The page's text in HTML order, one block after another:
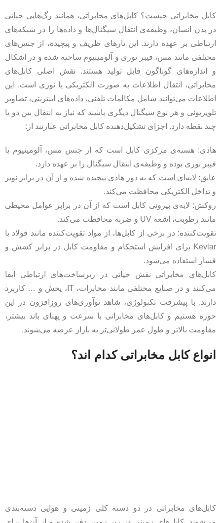
کابل مخابراتی چیست؟ کابل‌های مخابراتی، همانند رگ‌هایی حیاتی
در بدن انسان، وظیفه‌ی انتقال سیگنال‌ها و داده‌ها را در شبکه‌های
ارتباطی بر عهده دارند. این تارهای ظریف و پیچیده، از جنس‌های
مختلفی مانند مس، فیبر نوری و آلومینیوم ساخته شده و در اشکال
و اندازه‌های گوناگون قابل تولید هستند. نقش اصلی کابل‌های
مخابراتی، انتقال اطلاعات به صورت الکتریکی یا نوری است. این
اطلاعات می‌توانند شامل مکالمات تلفنی، داده‌های اینترنتی، تصاویر
تلویزیونی و هر نوع سیگنال دیگری باشند که نیاز به انتقال بین دو یا
چند نقطه دارد. اجزای تشکیل‌دهنده کابل مخابراتی عبارتند از:
هادی: هسته‌ی مرکزی کابل است که از جنس مس، آلومینیوم یا
فیبر نوری بوده و وظیفه‌ی انتقال سیگنال را بر عهده دارد.
عایق: لایه‌ای است که به دور هادی پیچیده شده و از آن در برابر نویز
و تداخل الکتریکی محافظت می‌کند.
روکش: لایه‌ی بیرونی کابل است که از آن در برابر عوامل محیطی
مانند رطوبت، اشعه UV و ضربه محافظت می‌کند.
تقویت‌کننده: در برخی از کابل‌ها، از مواد تقویت‌کننده مانند فولاد یا
Kevlar برای افزایش استحکام و مقاومت کابل در برابر کشش و
فشار استفاده می‌شود.
کابل‌های مخابراتی نقش حیاتی در زیرساخت‌های ارتباطی ایفا
می‌کنند و در صنایع مختلفی مانند مخابرات، IT، پخش و … کاربرد
دارند. با پیشرفت تکنولوژی، شاهد نوآوری‌های روزافزون در این
حوزه هستیم و کابل‌های مخابراتی با سرعت و پهنای باند بیشتر،
مقاومت بالاتر و طول عمر طولانی‌تر به بازار عرضه می‌شوند.
انواع کابل مخابراتی کدام اند؟
کابل‌های مخابراتی در دو دسته کلی زمینی و هوایی دسته‌بندی